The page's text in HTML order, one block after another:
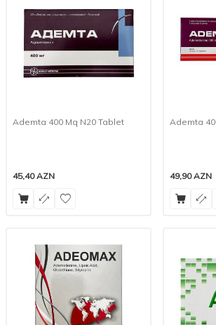
Ademta 400 Mq N20 Tablet
45,40AZN
Ademta
49,90AZN